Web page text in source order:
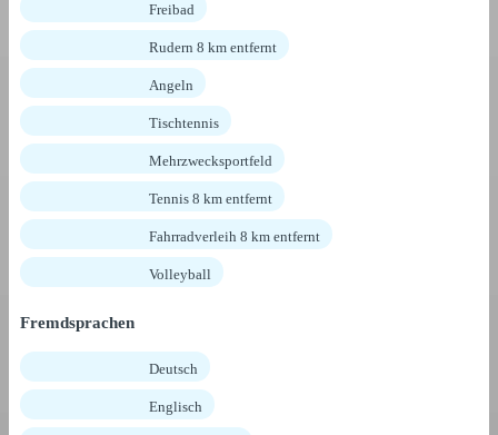
Freibad
Rudern 8 km entfernt
Angeln
Tischtennis
Mehrzwecksportfeld
Tennis 8 km entfernt
Fahrradverleih 8 km entfernt
Volleyball
Fremdsprachen
Deutsch
Englisch